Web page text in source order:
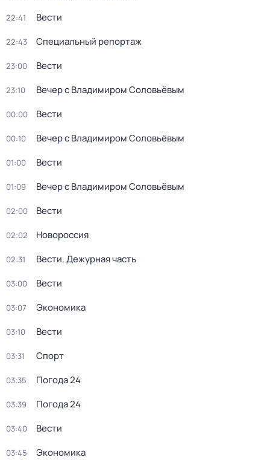
22:41 Вести
22:43 Специальный репортаж
23:00 Вести
23:10 Вечер с Владимиром Соловьёвым
00:00 Вести
00:10 Вечер с Владимиром Соловьёвым
01:00 Вести
01:09 Вечер с Владимиром Соловьёвым
02:00 Вести
02:02 Новороссия
02:31 Вести. Дежурная часть
03:00 Вести
03:07 Экономика
03:10 Вести
03:31 Спорт
03:35 Погода 24
03:39 Погода 24
03:40 Вести
03:45 Экономика